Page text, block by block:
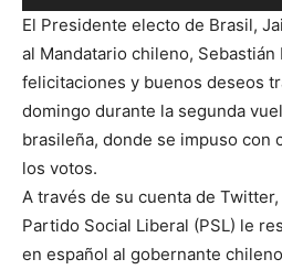
de
audio
El Presidente electo de Brasil,
al Mandatario chileno, Sebastián
felicitaciones y buenos deseos
domingo durante la segunda
brasileña, donde se impuso con
los votos.
A través de su cuenta de
Partido Social Liberal (PSL) le
en español al gobernante